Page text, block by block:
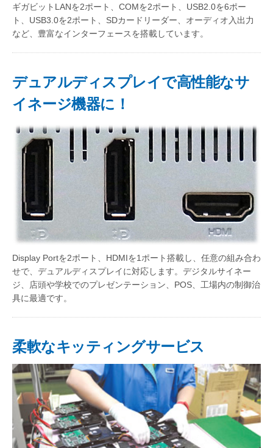
ギガビットLANを2ポート、COMを2ポート、USB2.0を6ポー
ト、USB3.0を2ポート、SDカードリーダー、オーディオ入出力
など、豊富なインターフェースを搭載しています。
デュアルディスプレイで高性能なサ
イネージ機器に！
Display Portを2ポート、HDMIを1ポート搭載し、任意の組み合わ
せで、デュアルディスプレイに対応します。デジタルサイネー
ジ、店頭や学校でのプレゼンテーション、POS、工場内の制御治
具に最適です。
柔軟なキッティングサービス